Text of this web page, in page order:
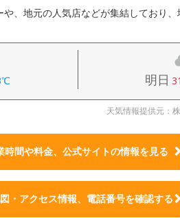
、地元の人気店などが集結しており、
明日
天気情報提供元：
時間や料金、公式サイトの情報を見る
・アクセス情報、電話番号を確認する